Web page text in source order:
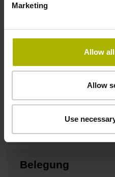
Marketing
Allow
Allow
Use
Befestigungsart
anschraubbar
Downloads /
Belegung